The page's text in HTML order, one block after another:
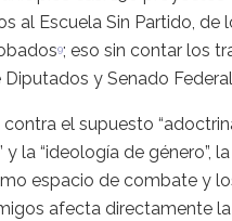
al Escuela Sin Partido, de
9; eso sin contar los
Diputados y Senado
contra el supuesto
y la “ideología de género”,
espacio de combate y
afecta directamente